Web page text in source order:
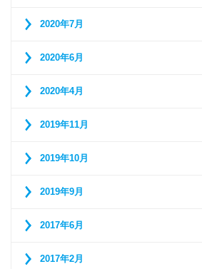
2020年7月
2020年6月
2020年4月
2019年11月
2019年10月
2019年9月
2017年6月
2017年2月